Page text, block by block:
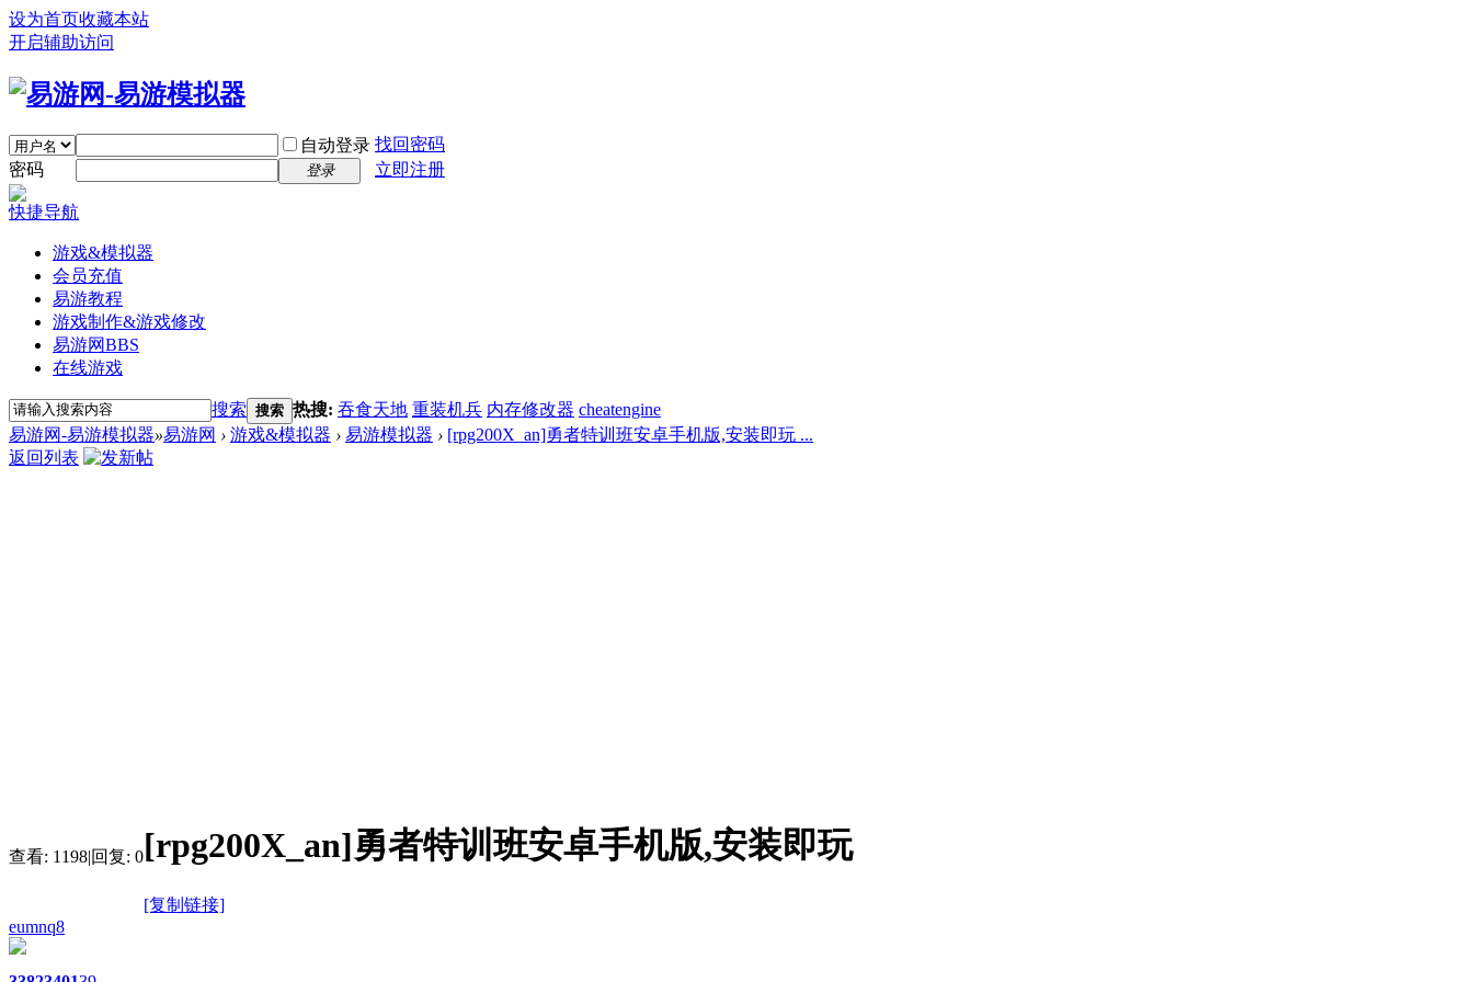
设为首页收藏本站
开启辅助访问
自动登录 找回密码
密码
登录 立即注册
快捷导航
游戏&模拟器
会员充值
易游教程
游戏制作&游戏修改
易游网BBS
在线游戏
搜索 搜索 热搜: 吞食天地 重装机兵 内存修改器 cheatengine
易游网-易游模拟器»易游网 › 游戏&模拟器 › 易游模拟器 › [rpg200X_an]勇者特训班安卓手机版,安装即玩 ...
返回列表
查看: 1198|回复: 0[rpg200X_an]勇者特训班安卓手机版,安装即玩
[复制链接]
eumnq8